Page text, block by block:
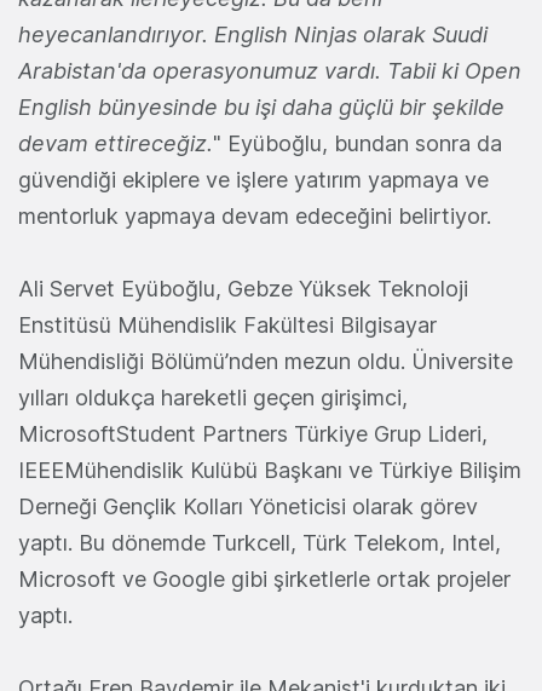
heyecanlandırıyor. English Ninjas olarak Suudi
Arabistan'da operasyonumuz vardı. Tabii ki Open
English bünyesinde bu işi daha güçlü bir şekilde
devam ettireceğiz." Eyüboğlu, bundan sonra da
güvendiği ekiplere ve işlere yatırım yapmaya ve
mentorluk yapmaya devam edeceğini belirtiyor.
Ali Servet Eyüboğlu, Gebze Yüksek Teknoloji
Enstitüsü Mühendislik Fakültesi Bilgisayar
Mühendisliği Bölümü’nden mezun oldu. Üniversite
yılları oldukça hareketli geçen girişimci,
MicrosoftStudent Partners Türkiye Grup Lideri,
IEEEMühendislik Kulübü Başkanı ve Türkiye Bilişim
Derneği Gençlik Kolları Yöneticisi olarak görev
yaptı. Bu dönemde Turkcell, Türk Telekom, Intel,
Microsoft ve Google gibi şirketlerle ortak projeler
yaptı.